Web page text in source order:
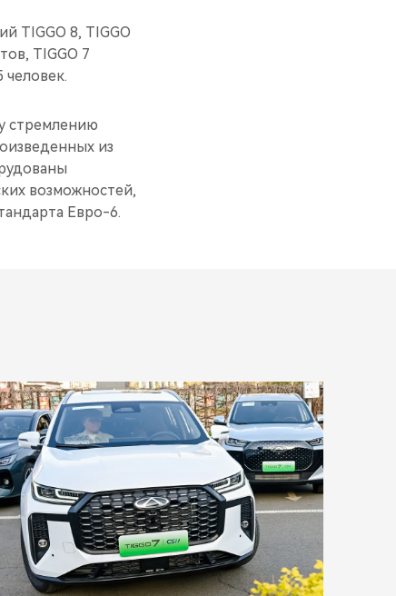
TIGGO 8, TIGGO
TIGGO 7
человек.
стремлению
из
возможностей,
Евро-6.